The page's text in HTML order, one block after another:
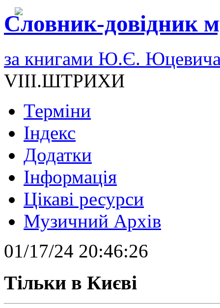
Словник-довідник
за книгами Ю.Є.
VIII.ШТРИХИ
Терміни
Індекс
Додатки
Інформація
Цікаві ресурси
Музичний Архів
01/17/24 20:46:26
Тільки в Києві